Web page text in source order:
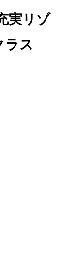
実リゾ
ラス